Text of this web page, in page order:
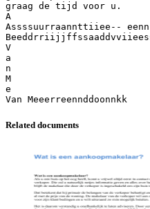
graag de tijd voor u.
A
Assssuurraannttiiee--
V
a
n
M
e
Related documents